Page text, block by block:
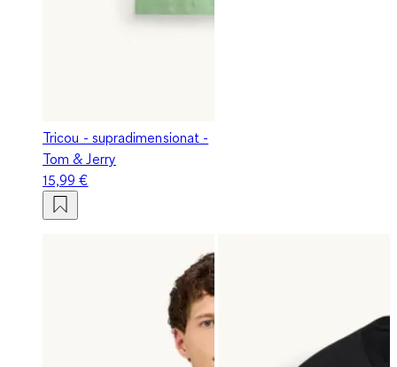
Tricou - supradimensionat -
Tom & Jerry
15,99 €